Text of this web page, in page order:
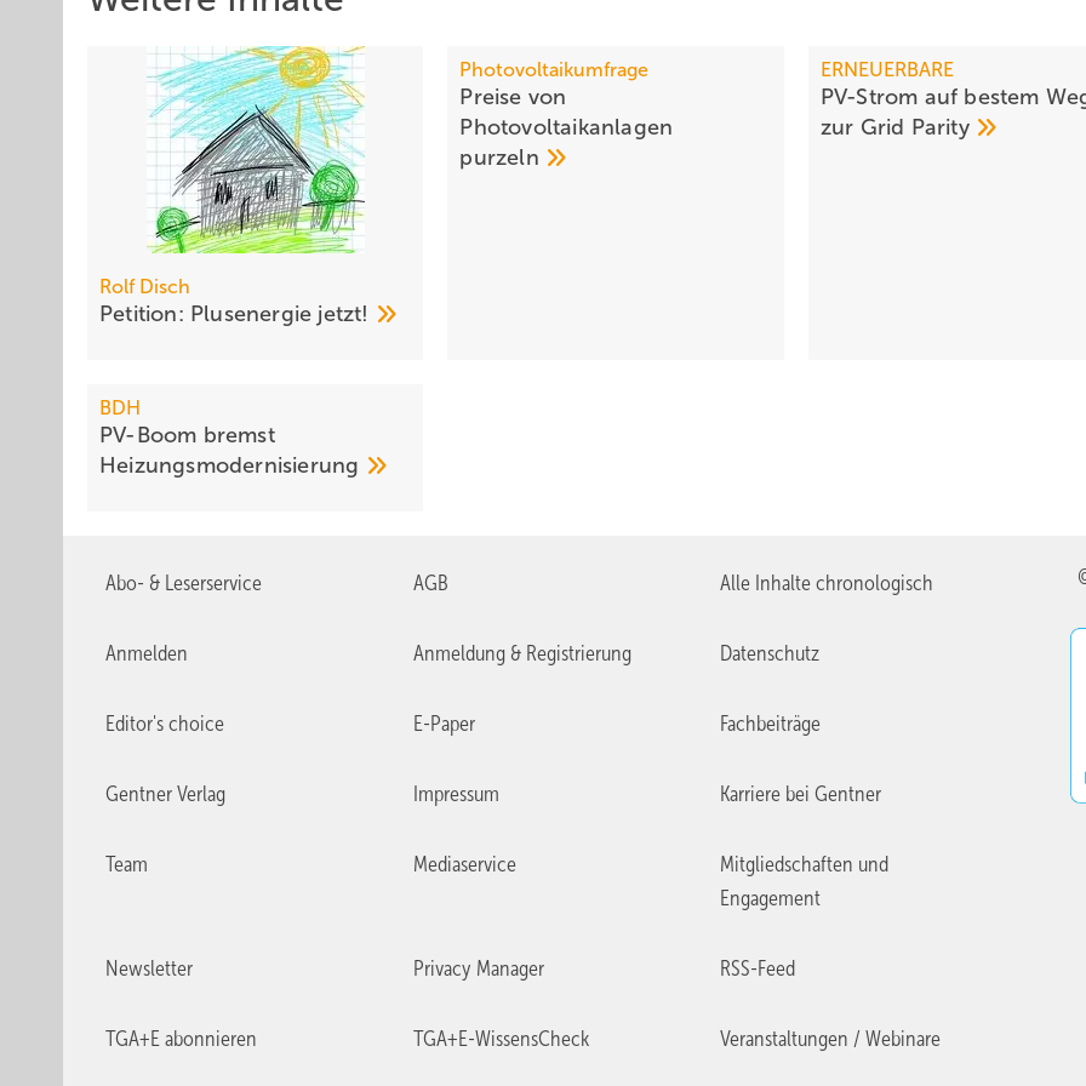
Rolf Disch
Petition: Plusenergie jetzt!
Photovoltaikumfrage
Preise von
Photovoltaikanlagen
purzeln
ERNEUERBARE
PV-Strom auf bestem
zur Grid Parity
BDH
PV-Boom bremst
Heizungsmodernisierung
Abo- & Leserservice AGB Alle Inhalte chronologisch
Anmelden Anmeldung & Registrierung Datenschutz
Editor's choice E-Paper Fachbeiträge
Gentner Verlag Impressum Karriere bei Gentner
Team Mediaservice
Mitgliedschaften und
Engagement
Newsletter Privacy Manager RSS-Feed
TGA+E abonnieren TGA+E-WissensCheck Veranstaltungen / Webinare